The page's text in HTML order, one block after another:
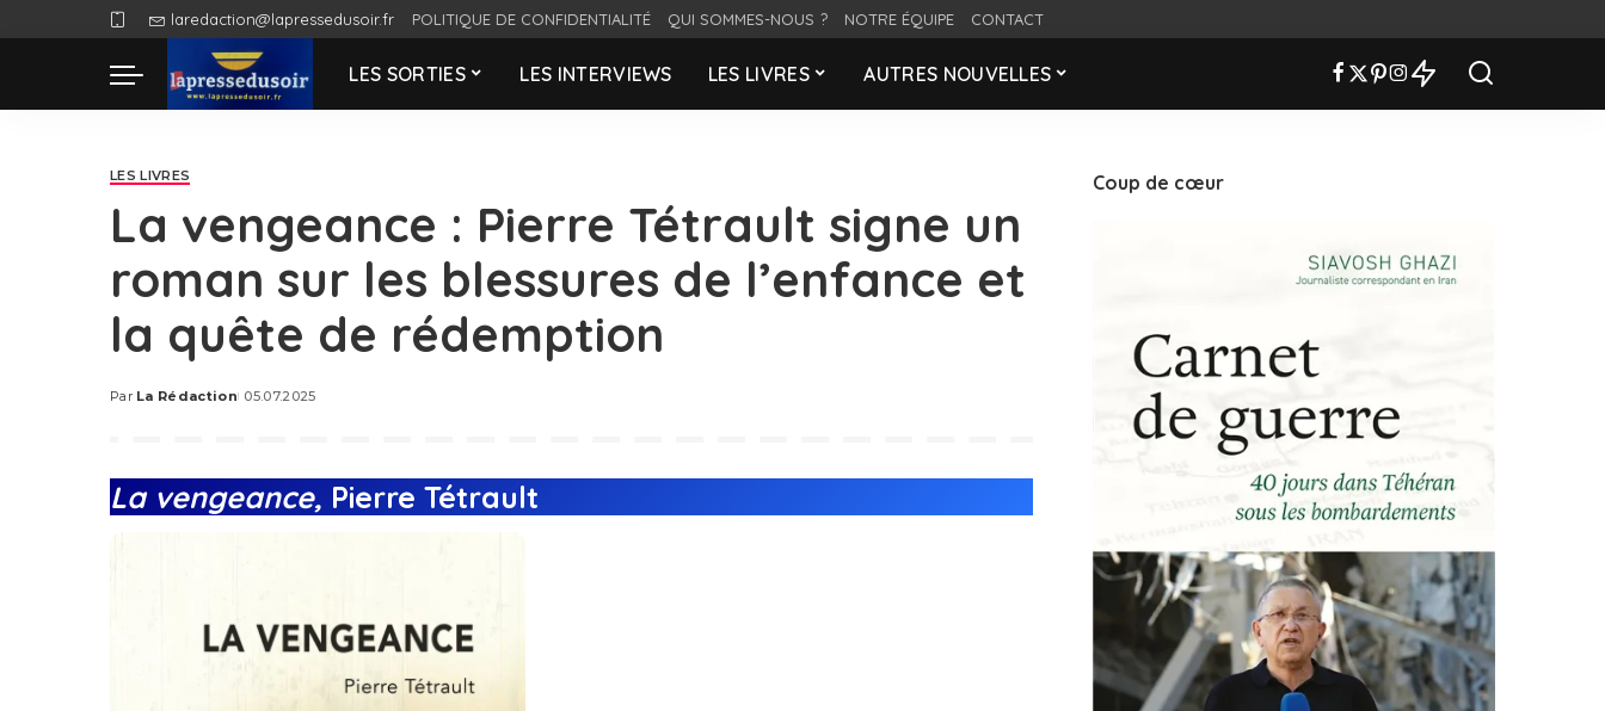
laredaction@lapressedusoir.fr POLITIQUE DE CONFIDENTIALITÉ QUI SOMMES-NOUS ? NOTRE ÉQUIPE CONTACT
LES SORTIES LES INTERVIEWS LES LIVRES AUTRES NOUVELLES
LES LIVRES
La vengeance : Pierre Tétrault signe un
roman sur les blessures de l’enfance et
la quête de rédemption
Posted
Par La Rédaction 05.07.2025
La vengeance, Pierre Tétrault
Coup de cœur